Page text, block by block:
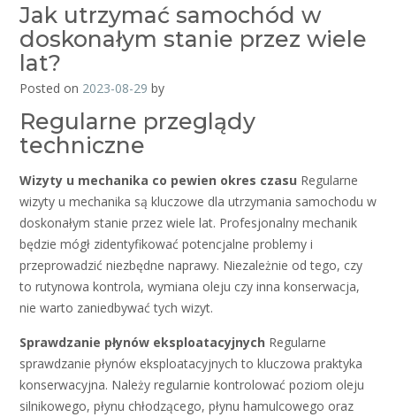
Jak utrzymać samochód w
doskonałym stanie przez wiele
lat?
Posted on 2023-08-29 by
Regularne przeglądy
techniczne
Wizyty u mechanika co pewien okres czasu Regularne
wizyty u mechanika są kluczowe dla utrzymania samochodu w
doskonałym stanie przez wiele lat. Profesjonalny mechanik
będzie mógł zidentyfikować potencjalne problemy i
przeprowadzić niezbędne naprawy. Niezależnie od tego, czy
to rutynowa kontrola, wymiana oleju czy inna konserwacja,
nie warto zaniedbywać tych wizyt.
Sprawdzanie płynów eksploatacyjnych Regularne
sprawdzanie płynów eksploatacyjnych to kluczowa praktyka
konserwacyjna. Należy regularnie kontrolować poziom oleju
silnikowego, płynu chłodzącego, płynu hamulcowego oraz